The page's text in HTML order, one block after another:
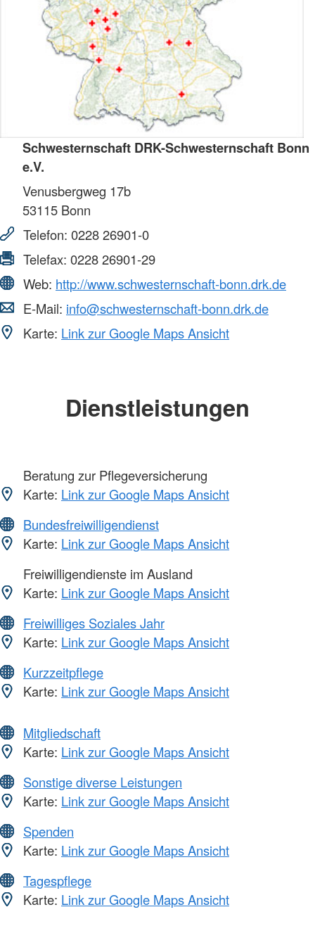
Schwesternschaft DRK-Schwesternschaft Bonn
e.V.
Venusbergweg 17b
53115 Bonn
Telefon: 0228 26901-0
Telefax: 0228 26901-29
Web: http://www.schwesternschaft-bonn.drk.de
E-Mail: info@schwesternschaft-bonn.drk.de
Karte: Link zur Google Maps Ansicht
Dienstleistungen
Beratung zur Pflegeversicherung
Karte: Link zur Google Maps Ansicht
Bundesfreiwilligendienst
Karte: Link zur Google Maps Ansicht
Freiwilligendienste im Ausland
Karte: Link zur Google Maps Ansicht
Freiwilliges Soziales Jahr
Karte: Link zur Google Maps Ansicht
Kurzzeitpflege
Karte: Link zur Google Maps Ansicht
Mitgliedschaft
Karte: Link zur Google Maps Ansicht
Sonstige diverse Leistungen
Karte: Link zur Google Maps Ansicht
Spenden
Karte: Link zur Google Maps Ansicht
Tagespflege
Karte: Link zur Google Maps Ansicht